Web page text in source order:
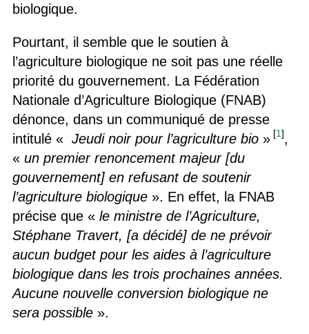
biologique.
Pourtant, il semble que le soutien à
l’agriculture biologique ne soit pas une réelle
priorité du gouvernement. La Fédération
Nationale d’Agriculture Biologique (FNAB)
dénonce, dans un communiqué de presse
intitulé « Jeudi noir pour l’agriculture bio» [1],
« un premier renoncement majeur [du
gouvernement] en refusant de soutenir
l’agriculture biologique». En effet, la FNAB
précise que « le ministre de l’Agriculture,
Stéphane Travert, [a décidé] de ne prévoir
aucun budget pour les aides à l’agriculture
biologique dans les trois prochaines années.
Aucune nouvelle conversion biologique ne
sera possible».